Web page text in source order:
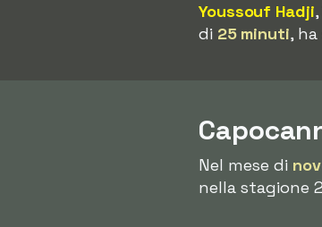
Youssouf Hadji
di 25 minuti,
Nel mese di
nella stagione